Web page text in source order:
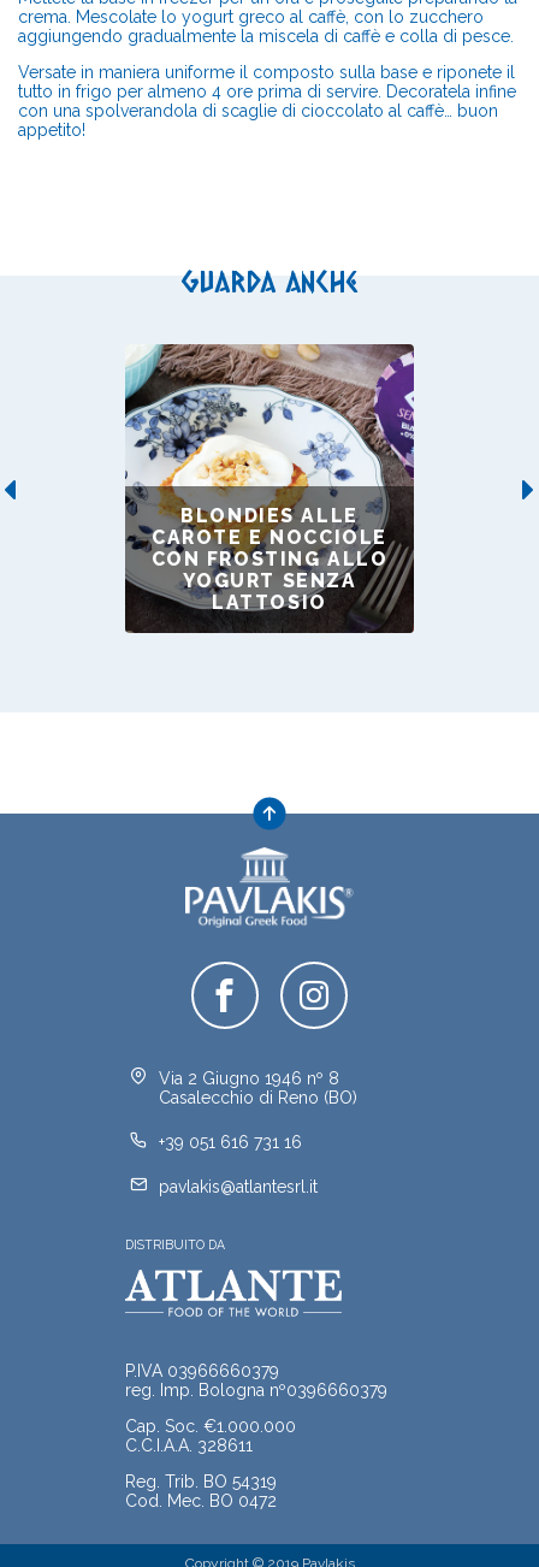
crema. Mescolate lo yogurt greco al caffè, con lo zucchero
aggiungendo gradualmente la miscela di caffè e colla di pesce.
Versate in maniera uniforme il composto sulla base e riponete il
tutto in frigo per almeno 4 ore prima di servire. Decoratela infine
con una spolverandola di scaglie di cioccolato al caffè… buon
appetito!
Guarda anche
Previous
BLONDIES ALLE
CAROTE E NOCCIOLE
CON FROSTING ALLO
YOGURT SENZA
LATTOSIO
Via 2 Giugno 1946 nº 8
Casalecchio di Reno (BO)
+39 051 616 731 16
pavlakis@atlantesrl.it
DISTRIBUITO DA
P.IVA 03966660379
reg. Imp. Bologna nº0396660379
Cap. Soc. €1.000.000
C.C.I.A.A. 328611
Reg. Trib. BO 54319
Cod. Mec. BO 0472
Copyright © 2019 Pavlakis